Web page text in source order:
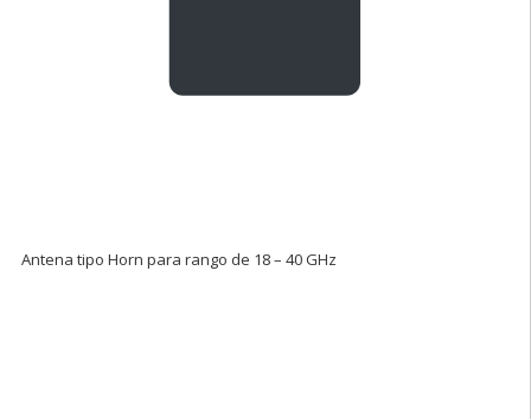
Antena tipo Horn para rango de 18 – 40 GHz